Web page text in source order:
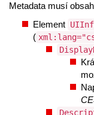
Metadata musí
Element
(